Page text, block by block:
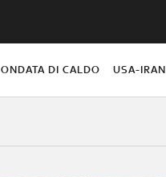
ONDATA DI CALDO USA-IRAN